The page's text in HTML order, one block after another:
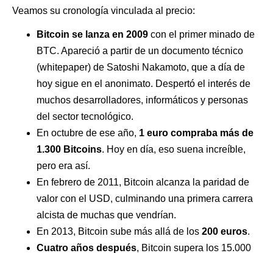
Veamos su cronología vinculada al precio:
Bitcoin se lanza en 2009 con el primer minado de
BTC. Apareció a partir de un documento técnico
(whitepaper) de Satoshi Nakamoto, que a día de
hoy sigue en el anonimato. Despertó el interés de
muchos desarrolladores, informáticos y personas
del sector tecnológico.
En octubre de ese año, 1 euro compraba más de
1.300 Bitcoins. Hoy en día, eso suena increíble,
pero era así.
En febrero de 2011, Bitcoin alcanza la paridad de
valor con el USD, culminando una primera carrera
alcista de muchas que vendrían.
En 2013, Bitcoin sube más allá de los 200 euros.
Cuatro años después, Bitcoin supera los 15.000